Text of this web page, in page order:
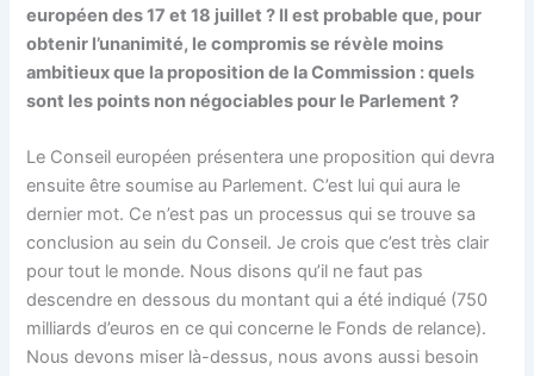
européen des 17 et 18 juillet ? Il est probable que, pour
obtenir l’unanimité, le compromis se révèle moins
ambitieux que la proposition de la Commission : quels
sont les points non négociables pour le Parlement ?
Le Conseil européen présentera une proposition qui devra
ensuite être soumise au Parlement. C’est lui qui aura le
dernier mot. Ce n’est pas un processus qui se trouve sa
conclusion au sein du Conseil. Je crois que c’est très clair
pour tout le monde. Nous disons qu’il ne faut pas
descendre en dessous du montant qui a été indiqué (750
milliards d’euros en ce qui concerne le Fonds de relance).
Nous devons miser là-dessus, nous avons aussi besoin